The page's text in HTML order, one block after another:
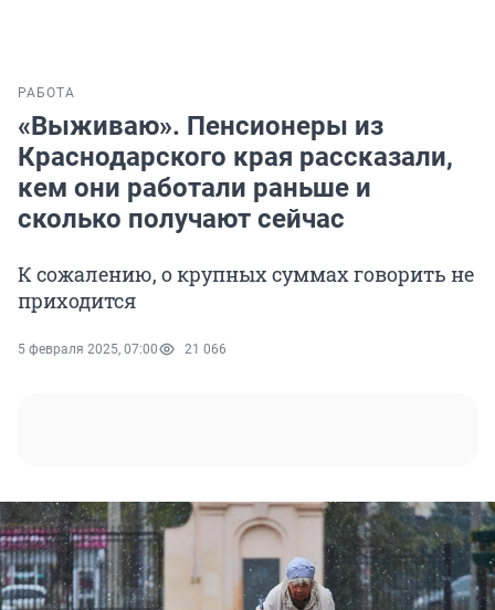
РАБОТА
«Выживаю». Пенсионеры из
Краснодарского края рассказали,
кем они работали раньше и
сколько получают сейчас
К сожалению, о крупных суммах говорить не
приходится
5 февраля 2025, 07:00 21 066